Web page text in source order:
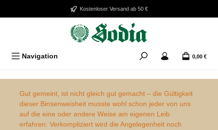
Zum Hauptinhalt springenKostenloser Versand ab 50 €
Navigation 0,00 €
Gut gemeint, ist nicht gleich gut gemacht – die Gültigkeit
dieser Binsenweisheit musste wohl schon jeder von uns
auf die eine oder andere Weise am eigenen Leib
erfahren. Verkompliziert wird die Angelegenheit noch